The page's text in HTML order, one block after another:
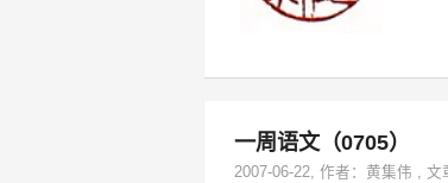
一周语文（0705）
2007-06-22, 作者： 黄集伟 , 文